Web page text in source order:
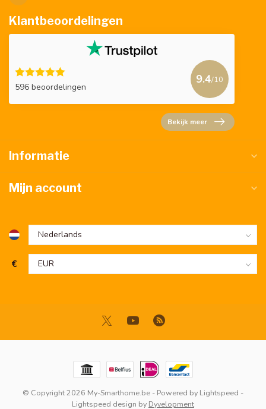
Klantbeoordelingen
596 beoordelingen
9.4/10
Bekijk meer
Informatie
Mijn account
€
© Copyright 2026 My-Smarthome.be - Powered by Lightspeed -
Lightspeed design by Dyvelopment